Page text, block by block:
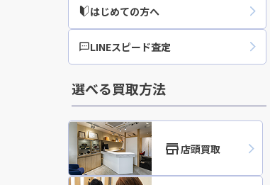
買取実績
はじめての方へ
LINEスピード査定
選べる買取方法
店頭買取